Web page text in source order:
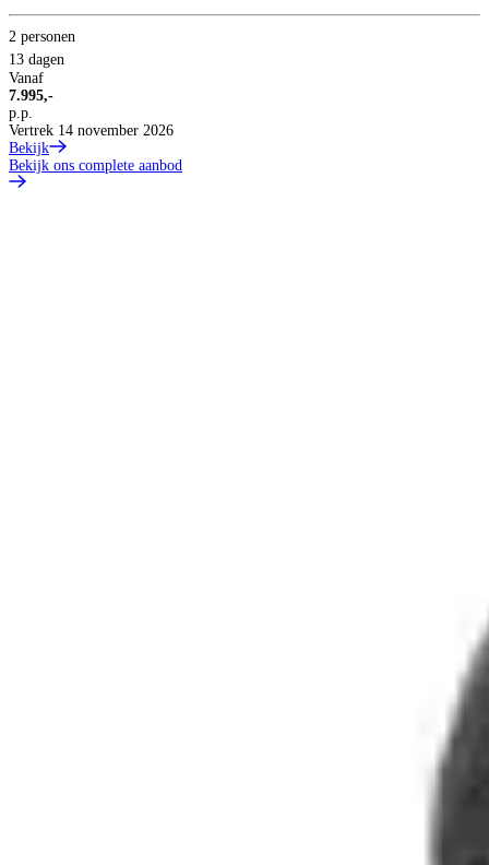
2 personen
13 dagen
Vanaf
7.995,-
p.p.
Vertrek 14 november 2026
Bekijk
Bekijk ons complete aanbod